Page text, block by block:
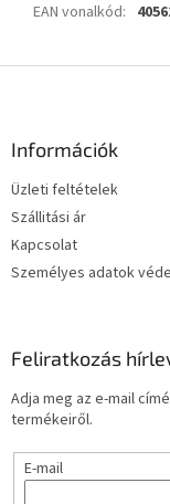
EAN vonalkód:
Információk
Üzleti feltételek
Szállitási ár
Kapcsolat
Személyes adatok
Feliratkozás
Adja meg az e-mail
termékeiről.
E-mail